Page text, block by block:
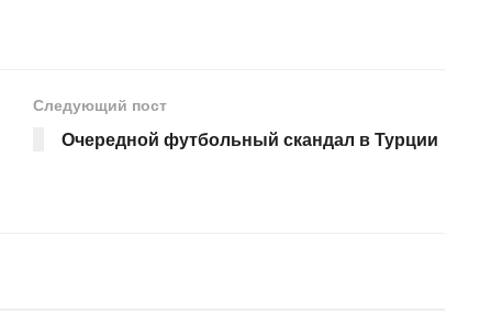
Следующий пост
Очередной футбольный скандал в Турции